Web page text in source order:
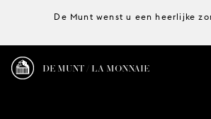
De Munt wenst u een heerlijke
DE MUNT / LA MONNAIE